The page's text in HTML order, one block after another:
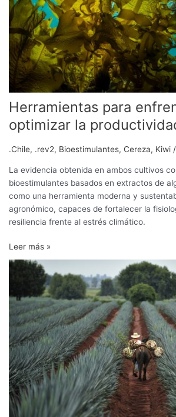
Herramientas para
optimizar la
.Chile, .rev2, Bioestimulantes, Cereza, Kiwi /
La evidencia obtenida en ambos cultivos
bioestimulantes basados en extractos de
como una herramienta moderna y
agronómico, capaces de fortalecer la
resiliencia frente al estrés climático.
la
productividad
Leer más »
Bioinsumos
nuevo
músculo
para
una
industria
agrícola
tecnologizada